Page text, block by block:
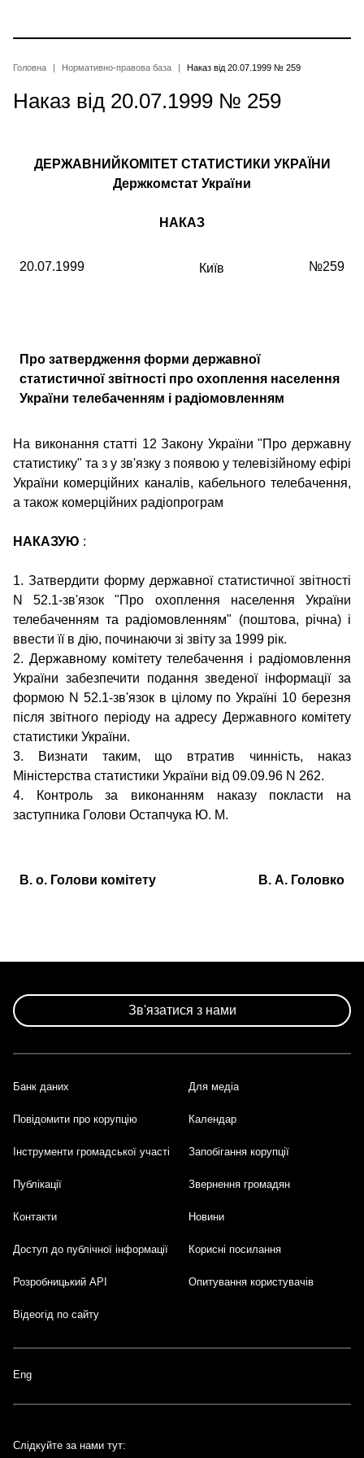
основного
Рядок
навіґації
Головна Нормативно-правова база Наказ від 20.07.1999 № 259
Наказ від 20.07.1999 № 259
ДЕРЖАВНИЙКОМІТЕТ СТАТИСТИКИ УКРАЇНИ
Держкомстат України
НАКАЗ
20.07.1999 Київ №259
Про затвердження форми державної
статистичної звітності про охоплення населення
України телебаченням і радіомовленням
На виконання статті 12 Закону України "Про державну
статистику" та з у зв'язку з появою у телевізійному ефірі
України комерційних каналів, кабельного телебачення,
а також комерційних радіопрограм
НАКАЗУЮ :
1. Затвердити форму державної статистичної звітності
N 52.1-зв'язок"Про охоплення населення України
телебаченням та радіомовленням" (поштова, річна) і
ввести її в дію, починаючи зі звіту за 1999 рік.
2. Державному комітету телебачення і радіомовлення
України забезпечити подання зведеної інформації за
формою N 52.1-зв'язок в цілому по Україні 10 березня
після звітного періоду на адресу Державного комітету
статистики України.
3. Визнати таким, що втратив чинність, наказ
Міністерства статистики України від 09.09.96 N 262.
4. Контроль за виконанням наказу покласти на
заступника Голови Остапчука Ю. М.
В. о. Голови комітету В. А. Головко
Зв'язатися з нами
Footer
Банк даних Для медіа
Повідомити про корупцію Календар
Інструменти громадської участі Запобігання корупції
Публікації Звернення громадян
Контакти Новини
Доступ до публічної інформації Корисні посилання
Розробницький API Опитування користувачів
Відеогід по сайту
Eng
Слідкуйте за нами тут: